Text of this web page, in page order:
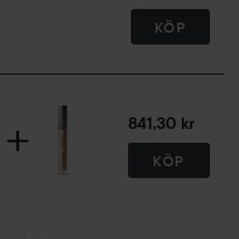
KÖP
841,30 kr
KÖP